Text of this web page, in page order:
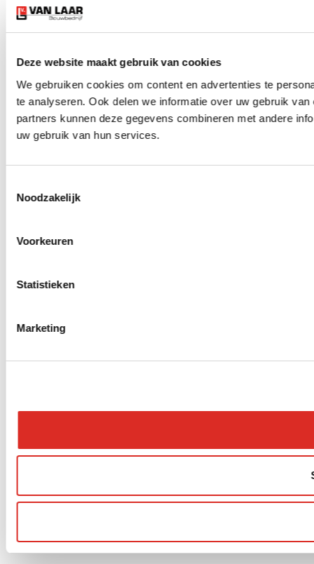
Deze website maakt gebruik van cookies
We gebruiken cookies om content en advertenties te
te analyseren. Ook delen we informatie over uw gebruik
partners kunnen deze gegevens combineren met andere
uw gebruik van hun services.
Noodzakelijk
Voorkeuren
Statistieken
Marketing
Nieuwbouw
Verbouw
Renovatie
Service en onderhoud